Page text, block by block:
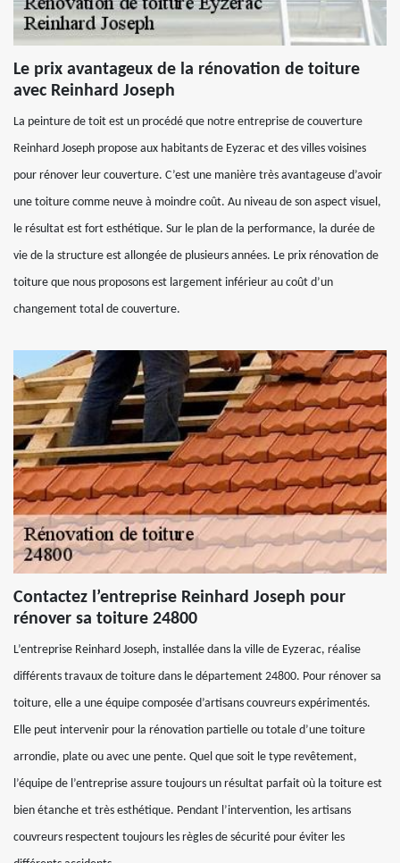
Le prix avantageux de la rénovation de toiture
avec Reinhard Joseph
La peinture de toit est un procédé que notre entreprise de couverture
Reinhard Joseph propose aux habitants de Eyzerac et des villes voisines
pour rénover leur couverture. C’est une manière très avantageuse d’avoir
une toiture comme neuve à moindre coût. Au niveau de son aspect visuel,
le résultat est fort esthétique. Sur le plan de la performance, la durée de
vie de la structure est allongée de plusieurs années. Le prix rénovation de
toiture que nous proposons est largement inférieur au coût d’un
changement total de couverture.
Contactez l’entreprise Reinhard Joseph pour
rénover sa toiture 24800
L’entreprise Reinhard Joseph, installée dans la ville de Eyzerac, réalise
différents travaux de toiture dans le département 24800. Pour rénover sa
toiture, elle a une équipe composée d’artisans couvreurs expérimentés.
Elle peut intervenir pour la rénovation partielle ou totale d’une toiture
arrondie, plate ou avec une pente. Quel que soit le type revêtement,
l’équipe de l’entreprise assure toujours un résultat parfait où la toiture est
bien étanche et très esthétique. Pendant l’intervention, les artisans
couvreurs respectent toujours les règles de sécurité pour éviter les